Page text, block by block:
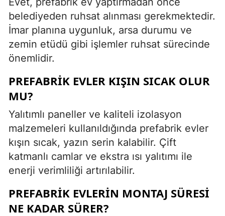
belediyeden ruhsat alınması gerekmektedir.
İmar planına uygunluk, arsa durumu ve
zemin etüdü gibi işlemler ruhsat sürecinde
önemlidir.
PREFABRIK EVLER KIŞIN SICAK OLUR
MU?
Yalıtımlı paneller ve kaliteli izolasyon
malzemeleri kullanıldığında prefabrik evler
kışın sıcak, yazın serin kalabilir. Çift
katmanlı camlar ve ekstra ısı yalıtımı ile
enerji verimliliği artırılabilir.
PREFABRIK EVLERIN MONTAJ SÜRESI
NE KADAR SÜRER?